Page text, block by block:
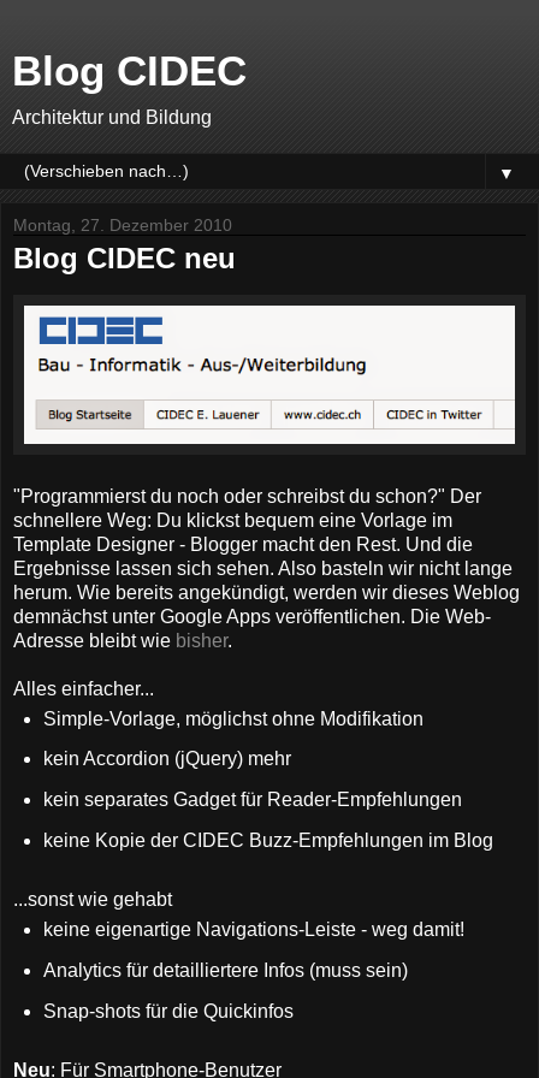
Blog CIDEC
Architektur und Bildung
▼
Montag, 27. Dezember 2010
Blog CIDEC neu
"Programmierst du noch oder schreibst du schon?" Der
schnellere Weg: Du klickst bequem eine Vorlage im
Template Designer - Blogger macht den Rest. Und die
Ergebnisse lassen sich sehen. Also basteln wir nicht lange
herum. Wie bereits angekündigt, werden wir dieses Weblog
demnächst unter Google Apps veröffentlichen. Die Web-
Adresse bleibt wie bisher.
Alles einfacher...
Simple-Vorlage, möglichst ohne Modifikation
kein Accordion (jQuery) mehr
kein separates Gadget für Reader-Empfehlungen
keine Kopie der CIDEC Buzz-Empfehlungen im Blog
...sonst wie gehabt
keine eigenartige Navigations-Leiste - weg damit!
Analytics für detailliertere Infos (muss sein)
Snap-shots für die Quickinfos
Neu: Für Smartphone-Benutzer